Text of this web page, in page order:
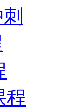
程